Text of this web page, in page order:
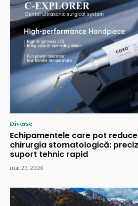
Diverse
Echipamentele care pot
chirurgia stomatologică:
suport tehnic rapid
mai 27, 2026